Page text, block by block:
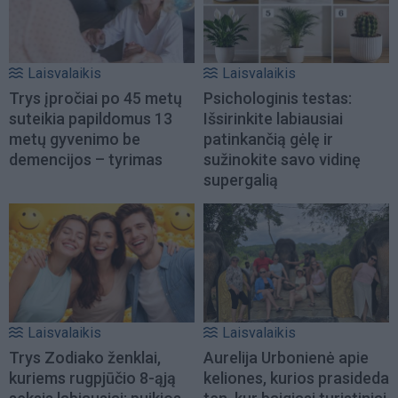
Laisvalaikis
Trys įpročiai po 45 metų
suteikia papildomus 13
metų gyvenimo be
demencijos – tyrimas
Laisvalaikis
Psichologinis testas:
Išsirinkite labiausiai
patinkančią gėlę ir
sužinokite savo vidinę
supergalią
Laisvalaikis
Trys Zodiako ženklai,
kuriems rugpjūčio 8-ąją
Laisvalaikis
Aurelija Urbonienė apie
keliones, kurios prasideda